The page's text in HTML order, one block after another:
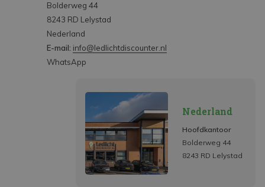
Bolderweg 44
8243 RD Lelystad
Nederland
E-mail: info@ledlichtdiscounter.nl
WhatsApp
Nederland
Hoofdkantoor
Bolderweg 44
8243 RD Lelystad